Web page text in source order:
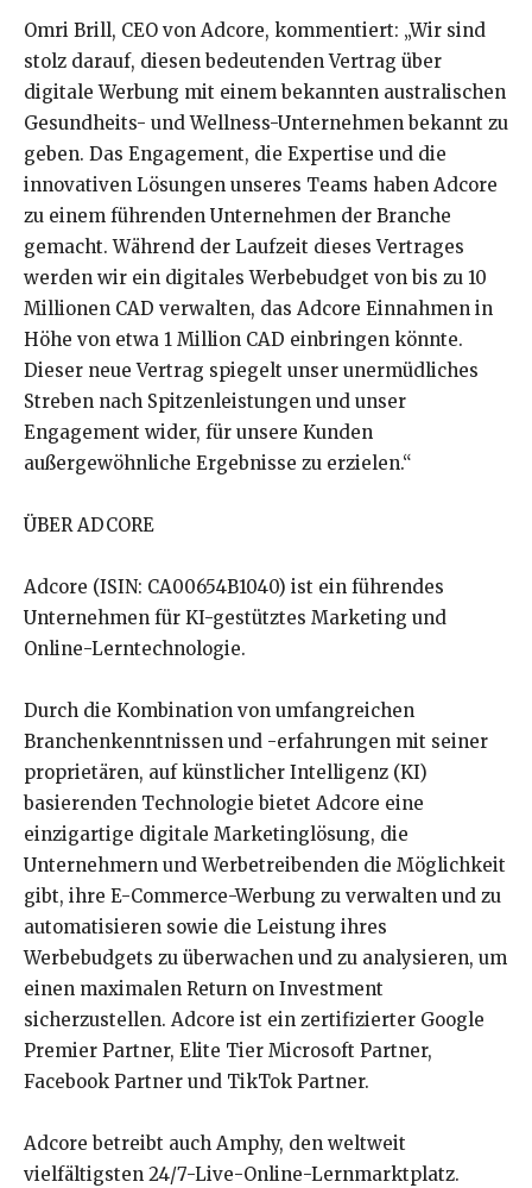
Omri Brill, CEO von Adcore, kommentiert: „Wir sind
stolz darauf, diesen bedeutenden Vertrag über
digitale Werbung mit einem bekannten australischen
Gesundheits- und Wellness-Unternehmen bekannt zu
geben. Das Engagement, die Expertise und die
innovativen Lösungen unseres Teams haben Adcore
zu einem führenden Unternehmen der Branche
gemacht. Während der Laufzeit dieses Vertrages
werden wir ein digitales Werbebudget von bis zu 10
Millionen CAD verwalten, das Adcore Einnahmen in
Höhe von etwa 1 Million CAD einbringen könnte.
Dieser neue Vertrag spiegelt unser unermüdliches
Streben nach Spitzenleistungen und unser
Engagement wider, für unsere Kunden
außergewöhnliche Ergebnisse zu erzielen.“
ÜBER ADCORE
Adcore (ISIN: CA00654B1040) ist ein führendes
Unternehmen für KI-gestütztes Marketing und
Online-Lerntechnologie.
Durch die Kombination von umfangreichen
Branchenkenntnissen und -erfahrungen mit seiner
proprietären, auf künstlicher Intelligenz (KI)
basierenden Technologie bietet Adcore eine
einzigartige digitale Marketinglösung, die
Unternehmern und Werbetreibenden die Möglichkeit
gibt, ihre E-Commerce-Werbung zu verwalten und zu
automatisieren sowie die Leistung ihres
Werbebudgets zu überwachen und zu analysieren, um
einen maximalen Return on Investment
sicherzustellen. Adcore ist ein zertifizierter Google
Premier Partner, Elite Tier Microsoft Partner,
Facebook Partner und TikTok Partner.
Adcore betreibt auch Amphy, den weltweit
vielfältigsten 24/7-Live-Online-Lernmarktplatz.